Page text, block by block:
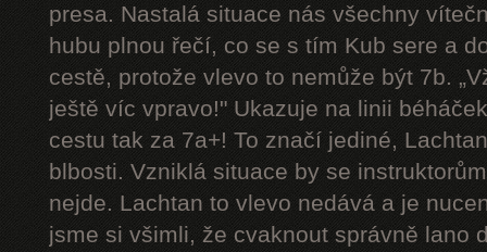
presa. Nastalá situace nás všechny
hubu plnou řečí, co se s tím Kub sere a
cestě, protože vlevo to nemůže být 7b.
ještě víc vpravo!" Ukazuje na linii
cestu tak za 7a+! To značí jediné,
blbosti. Vzniklá situace by se
nejde. Lachtan to vlevo nedává a je
jsme si všimli, že cvaknout správně lano